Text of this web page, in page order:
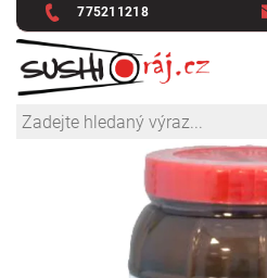
775211218